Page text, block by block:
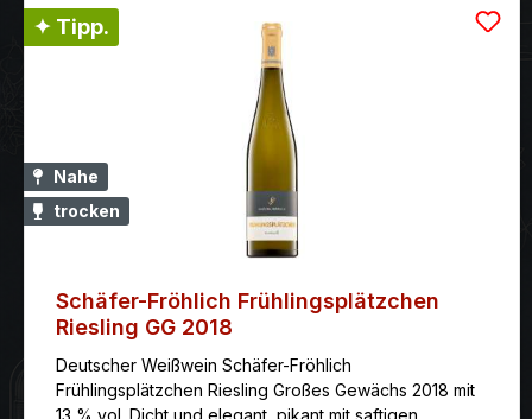
✦ Tipp.
Nahe
trocken
Schäfer-Fröhlich Frühlingsplätzchen
Riesling GG 2018
Deutscher Weißwein Schäfer-Fröhlich
Frühlingsplätzchen Riesling Großes Gewächs 2018 mit
13 % vol. Dicht und elegant, pikant mit saftigen